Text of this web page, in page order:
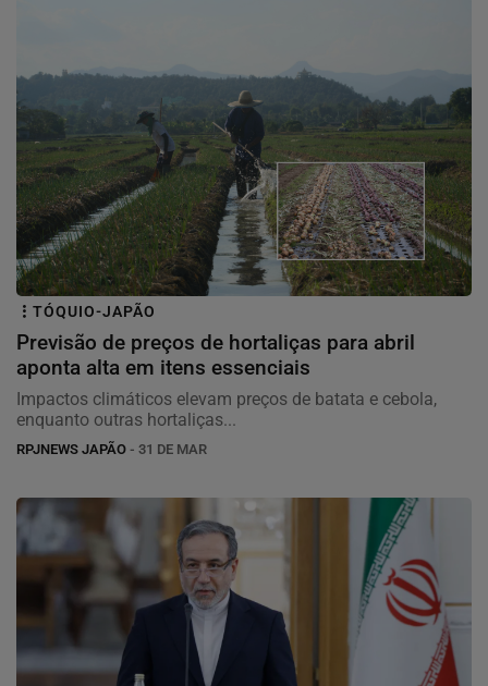
TÓQUIO-JAPÃO
Previsão de preços de hortaliças para abril
aponta alta em itens essenciais
Impactos climáticos elevam preços de batata e cebola,
enquanto outras hortaliças...
RPJNEWS JAPÃO - 31 DE MAR